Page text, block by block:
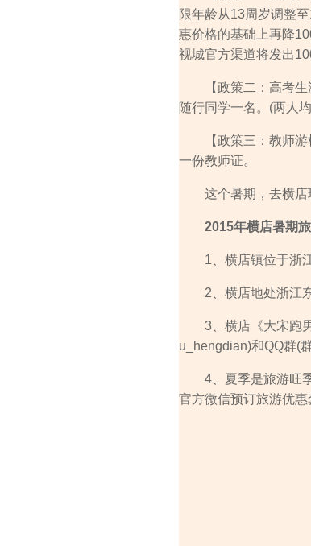
限年龄从13周岁调整
惠价格的基础上再降
视城官方渠道将发出
【政策二：高考生游
随行同学一名。(两人
【政策三：教师游
一份教师证。
这个暑期，去横店
2015年横店暑期旅
1、横店镇位于浙江
2、横店地处浙江东
3、横店《大宋跑男
u_hengdian)和QQ群(
4、夏季是旅游旺季
官方微信预订旅游优惠